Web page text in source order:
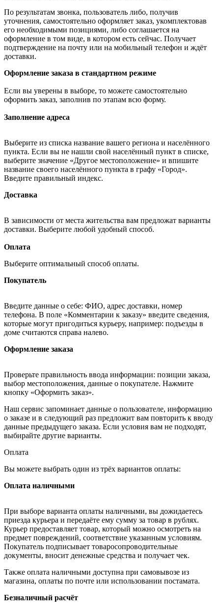
По результатам звонка, пользователь либо, получив
уточнения, самостоятельно оформляет заказ, укомплектовав
его необходимыми позициями, либо соглашается на
оформление в том виде, в котором есть сейчас. Получает
подтверждение на почту или на мобильный телефон и ждёт
доставки.
Оформление заказа в стандартном режиме
Если вы уверены в выборе, то можете самостоятельно
оформить заказ, заполнив по этапам всю форму.
Заполнение адреса
Выберите из списка название вашего региона и населённого
пункта. Если вы не нашли свой населённый пункт в списке,
выберите значение «Другое местоположение» и впишите
название своего населённого пункта в графу «Город».
Введите правильный индекс.
Доставка
В зависимости от места жительства вам предложат варианты
доставки. Выберите любой удобный способ.
Оплата
Выберите оптимальный способ оплаты.
Покупатель
Введите данные о себе: ФИО, адрес доставки, номер
телефона. В поле «Комментарии к заказу» введите сведения,
которые могут пригодиться курьеру, например: подъезды в
доме считаются справа налево.
Оформление заказа
Проверьте правильность ввода информации: позиции заказа,
выбор местоположения, данные о покупателе. Нажмите
кнопку «Оформить заказ».
Наш сервис запоминает данные о пользователе, информацию
о заказе и в следующий раз предложит вам повторить к вводу
данные предыдущего заказа. Если условия вам не подходят,
выбирайте другие варианты.
Оплата
Вы можете выбрать один из трёх вариантов оплаты:
Оплата наличными
При выборе варианта оплаты наличными, вы дожидаетесь
приезда курьера и передаёте ему сумму за товар в рублях.
Курьер предоставляет товар, который можно осмотреть на
предмет повреждений, соответствие указанным условиям.
Покупатель подписывает товаросопроводительные
документы, вносит денежные средства и получает чек.
Также оплата наличными доступна при самовывозе из
магазина, оплаты по почте или использовании постамата.
Безналичный расчёт